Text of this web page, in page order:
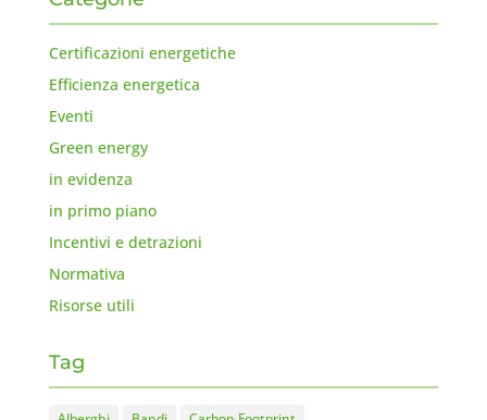
Certificazioni energetiche
Efficienza energetica
Eventi
Green energy
in evidenza
in primo piano
Incentivi e detrazioni
Normativa
Risorse utili
Tag